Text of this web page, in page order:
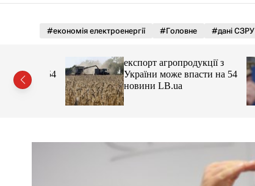
#економія електроенергії #Головне #дані СЗРУ
на 54
експорт агропродукції з
України може впасти на 54
новини LB.ua